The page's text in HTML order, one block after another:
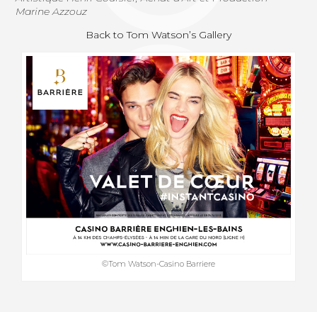
Marine Azzouz
Back to Tom Watson’s Gallery
©Tom Watson-Casino Barriere